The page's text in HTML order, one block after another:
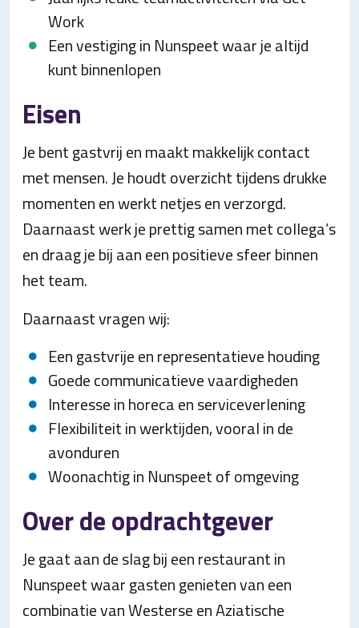
Work
Een vestiging in Nunspeet waar je altijd
kunt binnenlopen
Eisen
Je bent gastvrij en maakt makkelijk contact
met mensen. Je houdt overzicht tijdens drukke
momenten en werkt netjes en verzorgd.
Daarnaast werk je prettig samen met collega’s
en draag je bij aan een positieve sfeer binnen
het team.
Daarnaast vragen wij:
Een gastvrije en representatieve houding
Goede communicatieve vaardigheden
Interesse in horeca en serviceverlening
Flexibiliteit in werktijden, vooral in de
avonduren
Woonachtig in Nunspeet of omgeving
Over de opdrachtgever
Je gaat aan de slag bij een restaurant in
Nunspeet waar gasten genieten van een
combinatie van Westerse en Aziatische